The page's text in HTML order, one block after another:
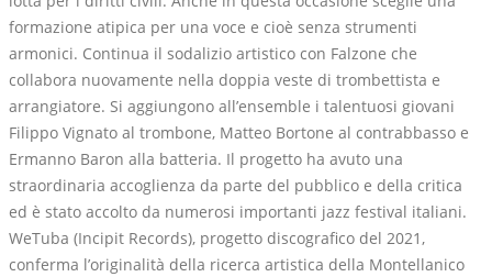
formazione atipica per una voce e cioè senza strumenti
armonici. Continua il sodalizio artistico con Falzone che
collabora nuovamente nella doppia veste di trombettista e
arrangiatore. Si aggiungono all’ensemble i talentuosi giovani
Filippo Vignato al trombone, Matteo Bortone al contrabbasso e
Ermanno Baron alla batteria. Il progetto ha avuto una
straordinaria accoglienza da parte del pubblico e della critica
ed è stato accolto da numerosi importanti jazz festival italiani.
WeTuba (Incipit Records), progetto discografico del 2021,
conferma l’originalità della ricerca artistica della Montellanico